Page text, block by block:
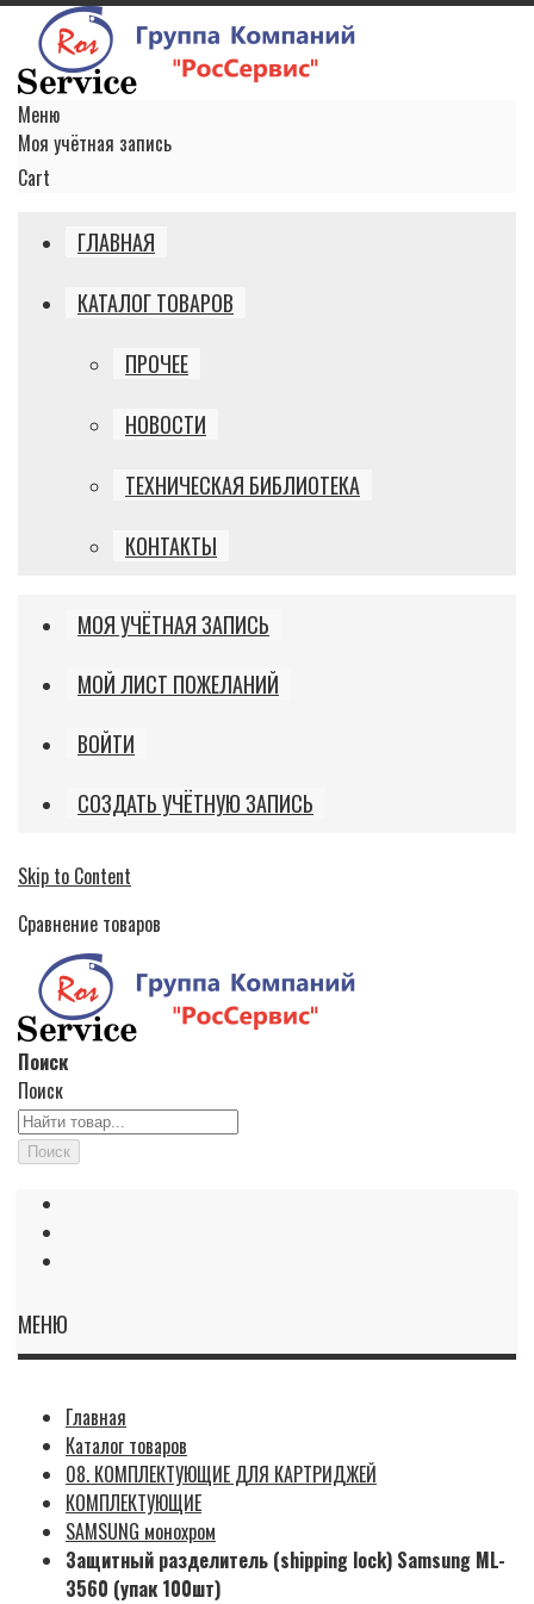
Меню
Моя учётная запись
Cart
ГЛАВНАЯ
КАТАЛОГ ТОВАРОВ
ПРОЧЕЕ
НОВОСТИ
ТЕХНИЧЕСКАЯ БИБЛИОТЕКА
КОНТАКТЫ
МОЯ УЧЁТНАЯ ЗАПИСЬ
МОЙ ЛИСТ ПОЖЕЛАНИЙ
ВОЙТИ
СОЗДАТЬ УЧЁТНУЮ ЗАПИСЬ
Skip to Content
Сравнение товаров
Поиск
Поиск
Поиск
МЕНЮ
Главная
Каталог товаров
08. КОМПЛЕКТУЮЩИЕ ДЛЯ КАРТРИДЖЕЙ
КОМПЛЕКТУЮЩИЕ
SAMSUNG монохром
Защитный разделитель (shipping lock) Samsung ML-
3560 (упак 100шт)